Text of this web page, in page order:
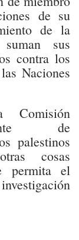
de su
de la
sus
contra los
Naciones
de
palestinos
cosas
permita el